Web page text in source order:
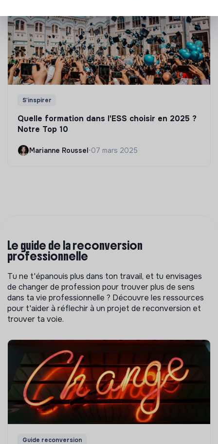
S'inspirer
Quelle formation dans l'ESS choisir en 2025 ?
Notre Top 10
Marianne Roussel•07 mars 2025
Le guide de la reconversion
professionnelle
Tu ne t'épanouis plus dans ton travail, et tu envisages
de changer de profession pour trouver plus de sens
dans ta vie professionnelle ? Découvre les ressources
pour t'aider à réflechir à un projet de reconversion et
trouver ta voie.
Guide reconversion